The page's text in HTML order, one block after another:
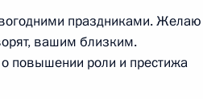
праздниками. Желаю
вашим близким.
повышении роли и престижа